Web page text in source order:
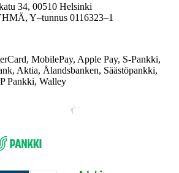
34, 00510 Helsinki
Y–tunnus 0116323–1
MobilePay, Apple Pay, S-Pankki,
Aktia, Ålandsbanken, Säästöpankki,
Pankki, Walley